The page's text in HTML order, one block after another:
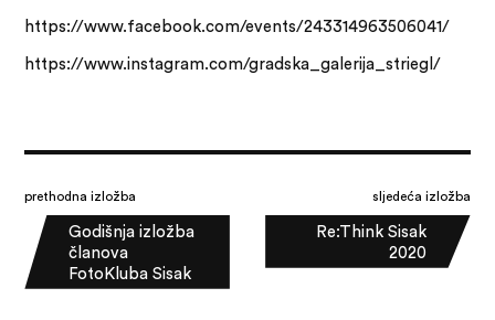
https://www.facebook.com/events/243314963506041/
https://www.instagram.com/gradska_galerija_striegl/
prethodna izložba sljedeća izložba
Godišnja izložba
članova
FotoKluba Sisak
Re:Think Sisak
2020